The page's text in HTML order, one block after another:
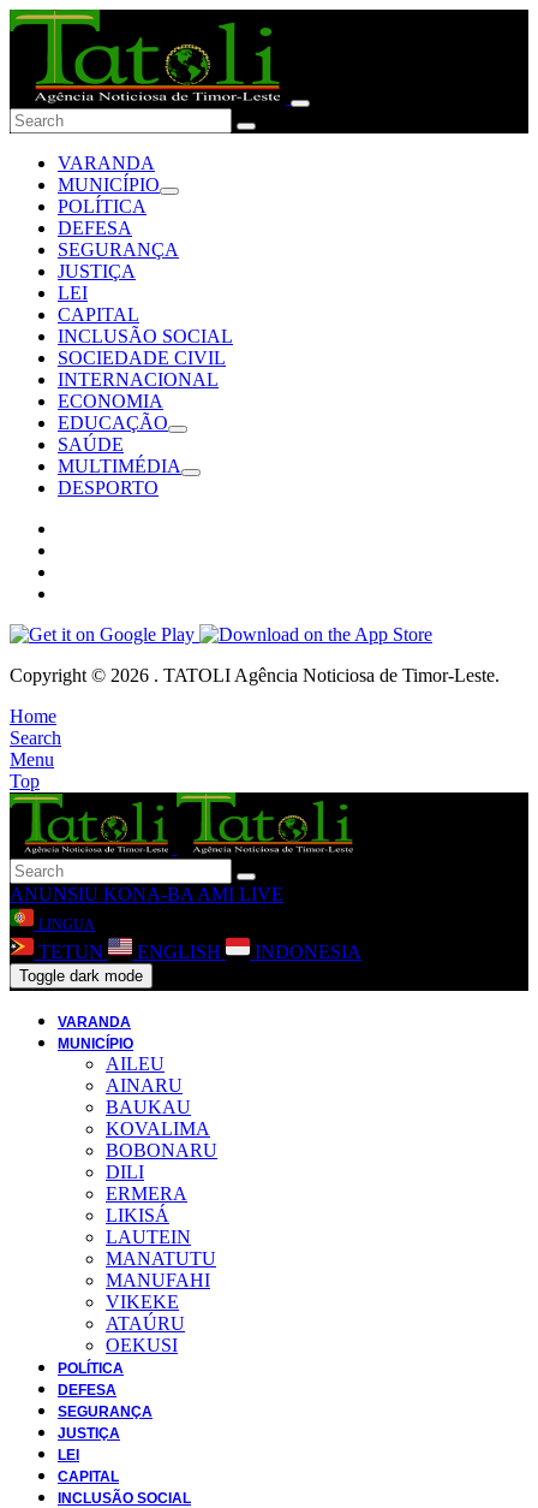
VARANDA
MUNICÍPIO
POLÍTICA
DEFESA
SEGURANÇA
JUSTIÇA
LEI
CAPITAL
INCLUSÃO SOCIAL
SOCIEDADE CIVIL
INTERNACIONAL
ECONOMIA
EDUCAÇÃO
SAÚDE
MULTIMÉDIA
DESPORTO
Copyright © 2026 . TATOLI Agência Noticiosa de Timor-Leste.
Home
Search
Menu
Top
ANUNSIU KONA-BA AMI LIVE
LINGUA
TETUN ENGLISH INDONESIA
Toggle dark mode
VARANDA
MUNICÍPIO
AILEU
AINARU
BAUKAU
KOVALIMA
BOBONARU
DILI
ERMERA
LIKISÁ
LAUTEIN
MANATUTU
MANUFAHI
VIKEKE
ATAÚRU
OEKUSI
POLÍTICA
DEFESA
SEGURANÇA
JUSTIÇA
LEI
CAPITAL
INCLUSÃO SOCIAL